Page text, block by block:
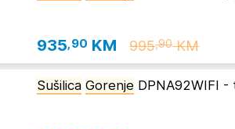
935,90 KM 995,90KM
Sušilica Gorenje DPNA92WIFI